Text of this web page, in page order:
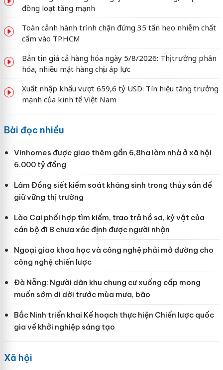
đồng loạt tăng mạnh
Toàn cảnh hành trình chặn đứng 35 tấn heo nhiễm chất
cấm vào TP.HCM
Bản tin giá cả hàng hóa ngày 5/8/2026: Thị trường phân
hóa, nhiều mặt hàng chịu áp lực
Xuất nhập khẩu vượt 659,6 tỷ USD: Tín hiệu tăng trưởng
mạnh của kinh tế Việt Nam
Bài đọc nhiều
Vinhomes được giao thêm gần 6,8ha làm nhà ở xã hội
6.000 tỷ đồng
Lâm Đồng siết kiểm soát kháng sinh trong thủy sản để
giữ vững thị trường
Lào Cai phối hợp tìm kiếm, trao trả hồ sơ, kỷ vật của
cán bộ đi B chưa xác định được người nhận
Ngoại giao khoa học và công nghệ phải mở đường cho
công nghệ chiến lược
Đà Nẵng: Người dân khu chung cư xuống cấp mong
muốn sớm di dời trước mùa mưa, bão
Bắc Ninh triển khai Kế hoạch thực hiện Chiến lược quốc
gia về khởi nghiệp sáng tạo
Xã hội